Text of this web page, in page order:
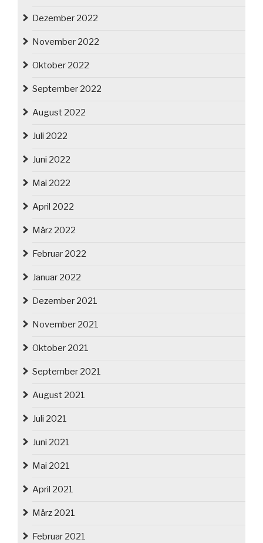
Dezember 2022
November 2022
Oktober 2022
September 2022
August 2022
Juli 2022
Juni 2022
Mai 2022
April 2022
März 2022
Februar 2022
Januar 2022
Dezember 2021
November 2021
Oktober 2021
September 2021
August 2021
Juli 2021
Juni 2021
Mai 2021
April 2021
März 2021
Februar 2021